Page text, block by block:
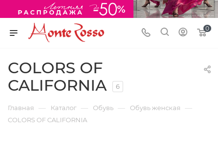
0
COLORS OF
CALIFORNIA
6
Главная — Каталог — Обувь — Обувь женская —
COLORS OF CALIFORNIA